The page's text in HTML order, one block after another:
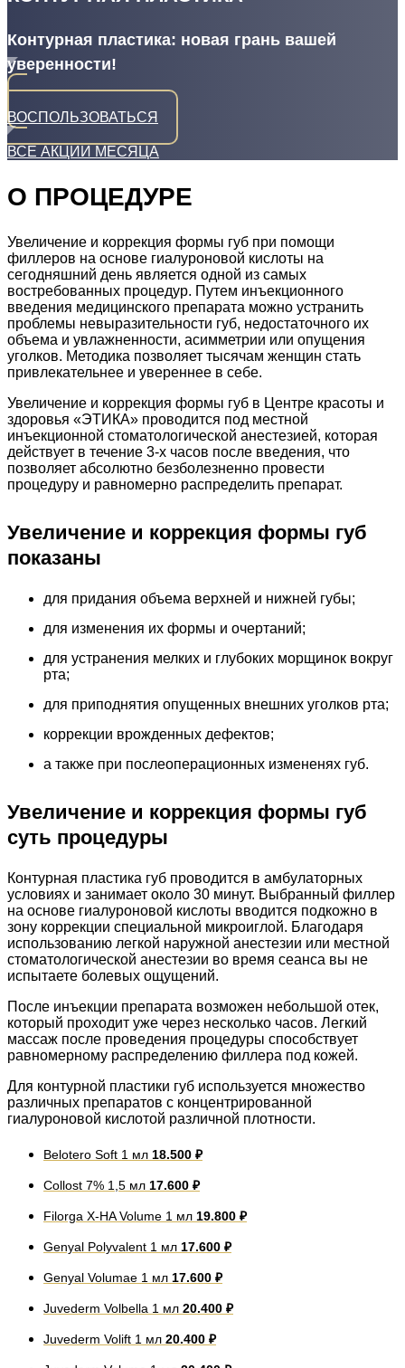
Контурная пластика: новая грань вашей
уверенности!
ВОСПОЛЬЗОВАТЬСЯ
ВСЕ АКЦИИ МЕСЯЦА
О ПРОЦЕДУРЕ
Увеличение и коррекция формы губ при помощи
филлеров на основе гиалуроновой кислоты на
сегодняшний день является одной из самых
востребованных процедур. Путем инъекционного
введения медицинского препарата можно устранить
проблемы невыразительности губ, недостаточного их
объема и увлажненности, асимметрии или опущения
уголков. Методика позволяет тысячам женщин стать
привлекательнее и увереннее в себе.
Увеличение и коррекция формы губ в Центре красоты и
здоровья «ЭТИКА» проводится под местной
инъекционной стоматологической анестезией, которая
действует в течение 3-х часов после введения, что
позволяет абсолютно безболезненно провести
процедуру и равномерно распределить препарат.
Увеличение и коррекция формы губ
показаны
для придания объема верхней и нижней губы;
для изменения их формы и очертаний;
для устранения мелких и глубоких морщинок вокруг
рта;
для приподнятия опущенных внешних уголков рта;
коррекции врожденных дефектов;
а также при послеоперационных измененях губ.
Увеличение и коррекция формы губ
суть процедуры
Контурная пластика губ проводится в амбулаторных
условиях и занимает около 30 минут. Выбранный филлер
на основе гиалуроновой кислоты вводится подкожно в
зону коррекции специальной микроиглой. Благодаря
использованию легкой наружной анестезии или местной
стоматологической анестезии во время сеанса вы не
испытаете болевых ощущений.
После инъекции препарата возможен небольшой отек,
который проходит уже через несколько часов. Легкий
массаж после проведения процедуры способствует
равномерному распределению филлера под кожей.
Для контурной пластики губ используется множество
различных препаратов с концентрированной
гиалуроновой кислотой различной плотности.
Belotero Soft 1 мл 18.500 ₽
Collost 7% 1,5 мл 17.600 ₽
Filorga X-HA Volume 1 мл 19.800 ₽
Genyal Polyvalent 1 мл 17.600 ₽
Genyal Volumae 1 мл 17.600 ₽
Juvederm Volbella 1 мл 20.400 ₽
Juvederm Volift 1 мл 20.400 ₽